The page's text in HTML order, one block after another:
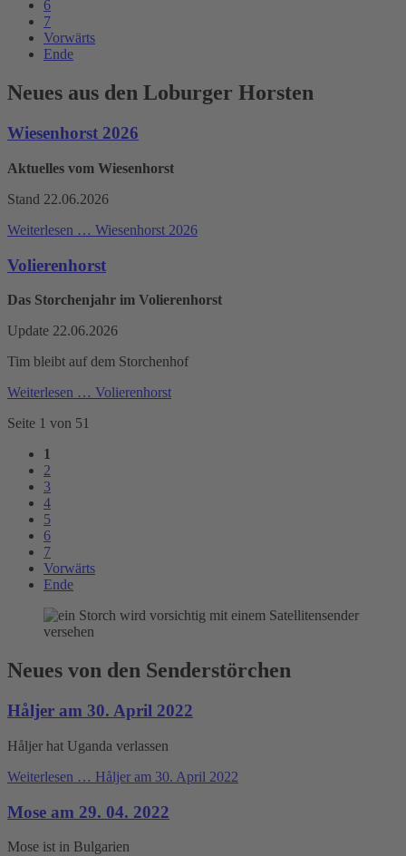
6
7
Vorwärts
Ende
Neues aus den Loburger Horsten
Wiesenhorst 2026
Aktuelles vom Wiesenhorst
Stand 22.06.2026
Weiterlesen … Wiesenhorst 2026
Volierenhorst
Das Storchenjahr im Volierenhorst
Update 22.06.2026
Tim bleibt auf dem Storchenhof
Weiterlesen … Volierenhorst
Seite 1 von 51
1
2
3
4
5
6
7
Vorwärts
Ende
Neues von den Senderstörchen
Håljer am 30. April 2022
Håljer hat Uganda verlassen
Weiterlesen … Håljer am 30. April 2022
Mose am 29. 04. 2022
Mose ist in Bulgarien